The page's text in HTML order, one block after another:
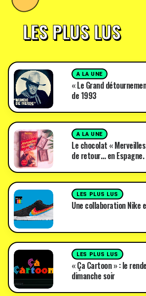
LES PLUS LUS
A LA UNE
« Le Grand
de 1993
A LA UNE
Le chocolat «
de retour… en Espagne.
LES PLUS LUS
Une collaboration Nike
LES PLUS LUS
« Ça Cartoon » : le
dimanche soir